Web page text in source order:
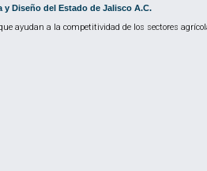
Diseño del Estado de Jalisco A.C.
ayudan a la competitividad de los sectores